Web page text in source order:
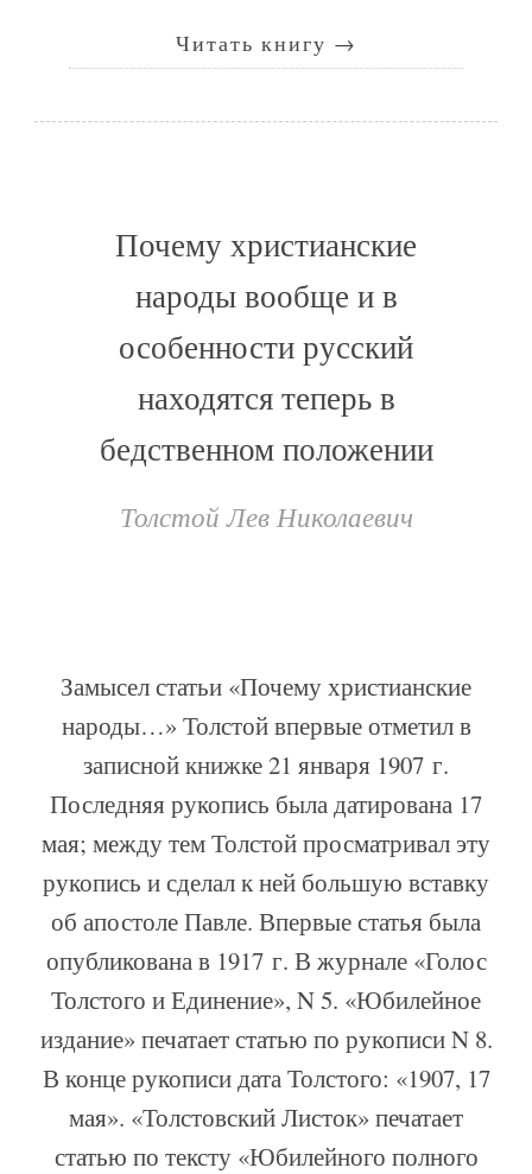
Читать книгу →
Почему христианские
народы вообще и в
особенности русский
находятся теперь в
бедственном положении
Толстой Лев Николаевич
Замысел статьи «Почему христианские
народы…» Толстой впервые отметил в
записной книжке 21 января 1907 г.
Последняя рукопись была датирована 17
мая; между тем Толстой просматривал эту
рукопись и сделал к ней большую вставку
об апостоле Павле. Впервые статья была
опубликована в 1917 г. В журнале «Голос
Толстого и Единение», N 5. «Юбилейное
издание» печатает статью по рукописи N 8.
В конце рукописи дата Толстого: «1907, 17
мая». «Толстовский Листок» печатает
статью по тексту «Юбилейного полного